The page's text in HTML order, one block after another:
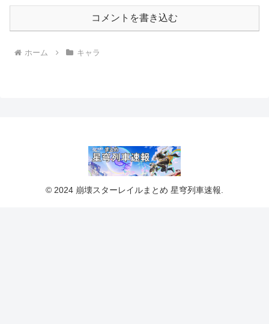
コメントを書き込む
ホーム キャラ
© 2024 崩壊スターレイルまとめ 星穹列車速報.